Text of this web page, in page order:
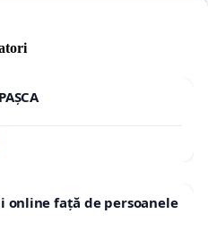
online față de persoanele